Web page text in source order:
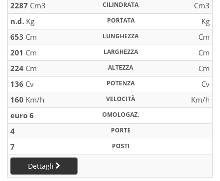
2287 Cm3 CILINDRATA
Cm3
n.d. Kg PORTATA
Kg
653 Cm LUNGHEZZA
Cm
201 Cm LARGHEZZA
Cm
224 Cm ALTEZZA
Cm
136 Cv POTENZA
Cv
160 Km/h VELOCITÀ
Km/h
euro 6
OMOLOGAZ.
4 PORTE
7 POSTI
Dettagli